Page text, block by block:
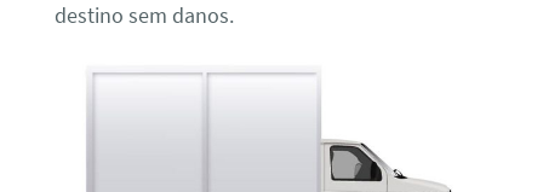
destino sem danos.